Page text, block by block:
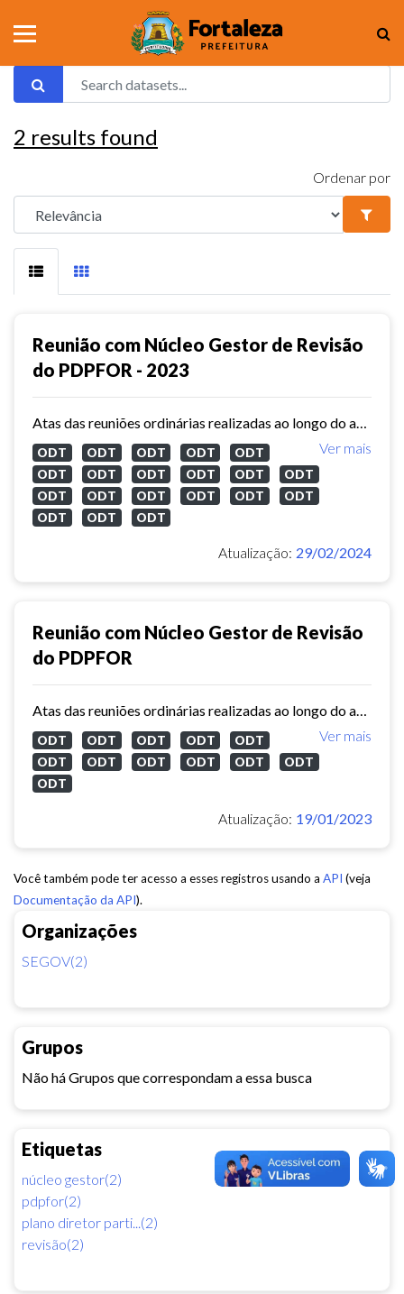
Organizações
SEGOV(2)
Grupos
Não há Grupos que correspondam a essa busca
Etiquetas
núcleo gestor(2)
pdpfor(2)
plano diretor parti...(2)
revisão(2)
2 results found
Ordenar por
Reunião com Núcleo Gestor de Revisão
do PDPFOR - 2023
Ver mais
ODT ODT ODT ODT
ODT
ODT
ODT ODT ODT ODT
ODT
ODT
ODT ODT ODT ODT
ODT
ODT
ODT ODT
Atualização: 29/02/2024
Reunião com Núcleo Gestor de Revisão
do PDPFOR
Ver mais
ODT ODT ODT ODT
ODT
ODT
ODT ODT ODT ODT
ODT
ODT
Atualização: 19/01/2023
Você também pode ter acesso a esses registros usando a API (veja
Documentação da API).